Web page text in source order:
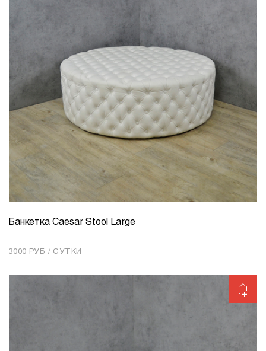
КОЛИЧЕСТВО 1
Банкетка Caesar Stool Large
3000 РУБ / СУТКИ